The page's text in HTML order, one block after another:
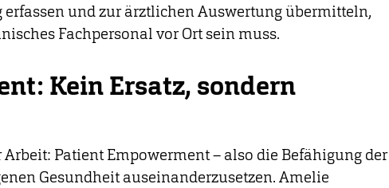
und zur ärztlichen Auswertung übermitteln,
Fachpersonal vor Ort sein muss.
Kein Ersatz, sondern
Patient Empowerment – also die Befähigung der
Gesundheit auseinanderzusetzen. Amelie